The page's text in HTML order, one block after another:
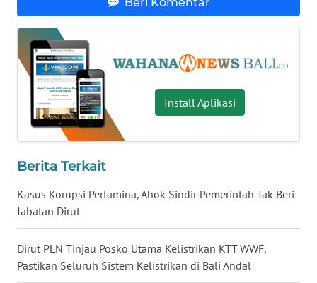
Beri Komentar
Install Aplikasi
Berita Terkait
Kasus Korupsi Pertamina, Ahok Sindir Pemerintah Tak Beri
Jabatan Dirut
Dirut PLN Tinjau Posko Utama Kelistrikan KTT WWF,
Pastikan Seluruh Sistem Kelistrikan di Bali Andal
WN
KALTARA
WN
KALSEL
WN
SULSEL
GORONTALO